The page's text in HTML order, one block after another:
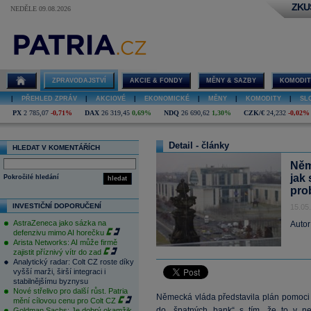
NEDĚLE 09.08.2026
ZPRAVODAJSTVÍ AKCIE & FONDY MĚNY & SAZBY
PŘEHLED ZPRÁV AKCIOVÉ EKONOMICKÉ MĚNY KOMODITY
PX 2 785,07 -0,71% DAX 26 319,45 0,69% NDQ 26 690,62 1,30% CZK/€ 24,232 -0,02%
HLEDAT V KOMENTÁŘÍCH
hledat
Pokročilé hledání
INVESTIČNÍ DOPORUČENÍ
AstraZeneca jako sázka na
defenzivu mimo AI horečku
Arista Networks: AI může firmě
zajistit příznivý vítr do zad
Analytický radar: Colt CZ roste díky
vyšší marži, širší integraci i
stabilnějšímu byznysu
Nové střelivo pro další růst. Patria
mění cílovou cenu pro Colt CZ
Detail - články
jak
Německá vláda představila plán